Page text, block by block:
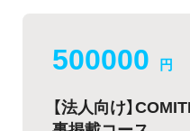
500000 円
【法人向け】